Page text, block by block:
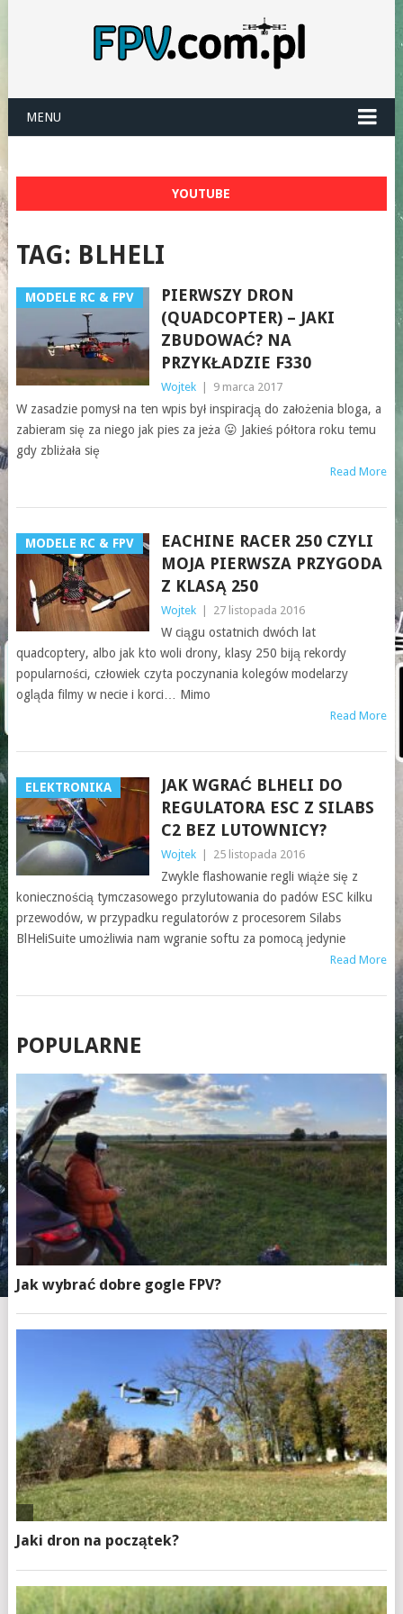
MENU
YOUTUBE
TAG: BLHELI
MODELE RC & FPV
PIERWSZY DRON
(QUADCOPTER) – JAKI
ZBUDOWAĆ? NA
PRZYKŁADZIE F330
Wojtek 9 marca 2017
W zasadzie pomysł na ten wpis był inspiracją do założenia bloga, a
zabieram się za niego jak pies za jeża 😛 Jakieś półtora roku temu
gdy zbliżała się
Read More
MODELE RC & FPV
EACHINE RACER 250 CZYLI
MOJA PIERWSZA PRZYGODA
Z KLASĄ 250
Wojtek 27 listopada 2016
W ciągu ostatnich dwóch lat
quadcoptery, albo jak kto woli drony, klasy 250 biją rekordy
popularności, człowiek czyta poczynania kolegów modelarzy
ogląda filmy w necie i korci… Mimo
Read More
ELEKTRONIKA
JAK WGRAĆ BLHELI DO
REGULATORA ESC Z SILABS
C2 BEZ LUTOWNICY?
Wojtek 25 listopada 2016
Zwykle flashowanie regli wiąże się z
koniecznością tymczasowego przylutowania do padów ESC kilku
przewodów, w przypadku regulatorów z procesorem Silabs
BlHeliSuite umożliwia nam wgranie softu za pomocą jedynie
Read More
POSTS
NAVIGATION
POPULARNE